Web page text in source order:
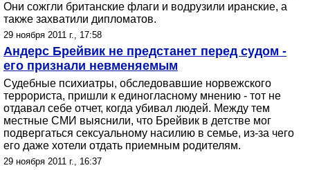
Они сожгли британские флаги и водрузили иранские, а
также захватили дипломатов.
29 ноября 2011 г., 17:58
Андерс Брейвик не предстанет перед судом -
его признали невменяемым
Судебные психиатры, обследовавшие норвежского
террориста, пришли к единогласному мнению - тот не
отдавал себе отчет, когда убивал людей. Между тем
местные СМИ выяснили, что Брейвик в детстве мог
подвергаться сексуальному насилию в семье, из-за чего
его даже хотели отдать приемным родителям.
29 ноября 2011 г., 16:37